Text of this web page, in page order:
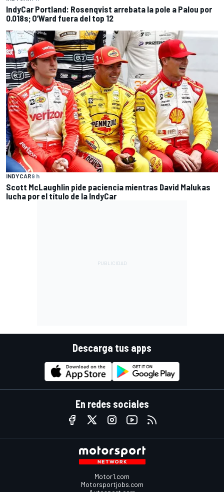
IndyCar Portland: Rosenqvist arrebata la pole a Palou por
0.018s; O’Ward fuera del top 12
INDYCAR9 h
Scott McLaughlin pide paciencia mientras David Malukas
lucha por el título de la IndyCar
Descarga tus apps
En redes sociales
Motor1.com
Motorsportjobs.com